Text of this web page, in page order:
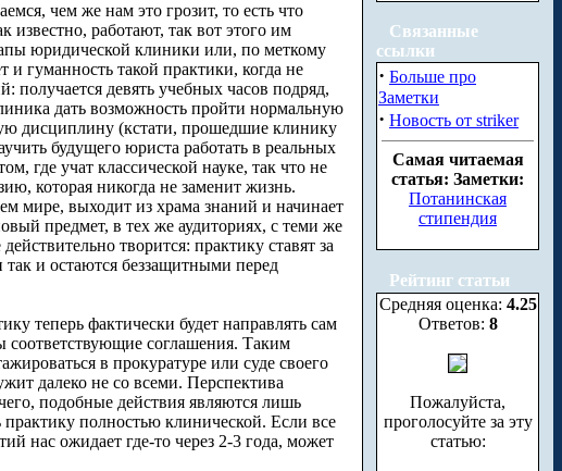
чем же нам это грозит, то есть что
известно, работают, так вот этого им
юридической клиники или, по меткому
гуманность такой практики, когда не
девять учебных часов подряд,
дать возможность пройти нормальную
дисциплину (кстати, прошедшие клинику
будущего юриста работать в реальных
где учат классической науке, так что не
которая никогда не заменит жизнь.
мире, выходит из храма знаний и начинает
предмет, в тех же аудиториях, с теми же
творится: практику ставят за
и остаются беззащитными перед
теперь фактически будет направлять сам
соответствующие соглашения. Таким
в прокуратуре или суде своего
далеко не со всеми. Перспектива
подобные действия являются лишь
практику полностью клинической. Если все
нас ожидает где-то через 2-3 года, может
Связанные
ссылки
· Больше про
Заметки
· Новость от striker
Самая читаемая
статья: Заметки:
Потанинская
стипендия
Рейтинг статьи
Средняя оценка: 4.25
Ответов: 8
Пожалуйста,
проголосуйте за эту
статью: